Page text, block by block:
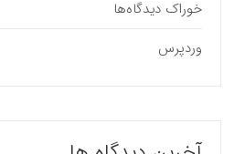
خوراک دیدگاه‌ها
وردپرس